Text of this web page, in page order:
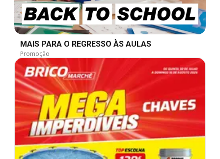
MAIS PARA O REGRESSO ÀS AULAS
Promoção